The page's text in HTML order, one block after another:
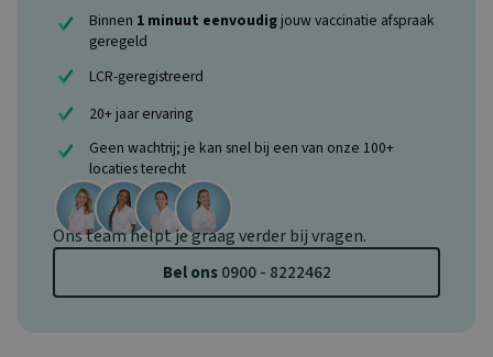
Binnen 1 minuut eenvoudigjouw vaccinatie afspraak
geregeld
LCR-geregistreerd
20+ jaar ervaring
Geen wachtrij; je kan snel bij een van onze 100+
locaties terecht
Ons team helpt je graag verder bij vragen.
Bel ons0900 - 8222462